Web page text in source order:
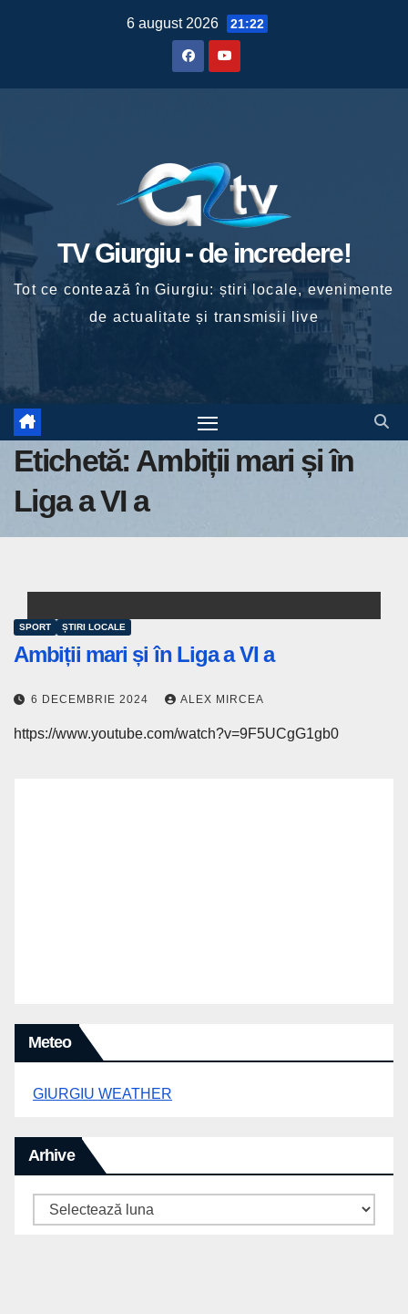
6 august 2026 21:22
TV Giurgiu - de incredere!
Tot ce contează în Giurgiu: știri locale, evenimente
de actualitate și transmisii live
Etichetă: Ambiții mari și în
Liga a VI a
SPORT ȘTIRI LOCALE
Ambiții mari și în Liga a VI a
6 DECEMBRIE 2024 ALEX MIRCEA
https://www.youtube.com/watch?v=9F5UCgG1gb0
Meteo
GIURGIU WEATHER
Arhive
Arhive